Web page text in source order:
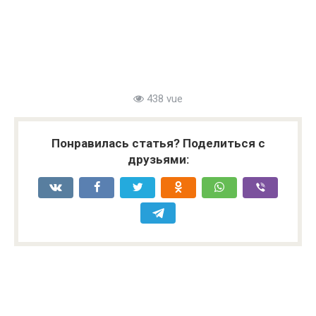
438 vue
Понравилась статья? Поделиться с
друзьями: